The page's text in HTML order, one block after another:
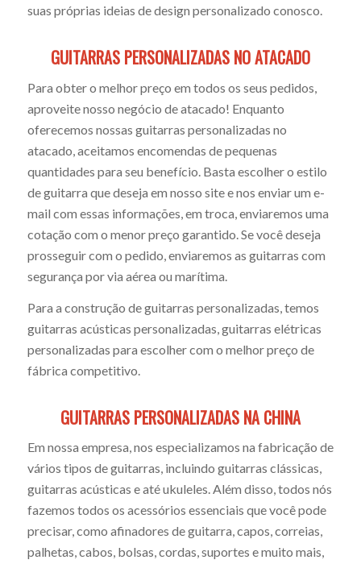
design
e não
deve
ser
com
suas próprias ideias de design personalizado conosco.
GUITARRAS PERSONALIZADAS NO ATACADO
Para obter o melhor preço em todos os seus pedidos,
aproveite nosso negócio de atacado! Enquanto
oferecemos nossas guitarras personalizadas no
atacado, aceitamos encomendas de pequenas
quantidades para seu benefício. Basta escolher o estilo
de guitarra que deseja em nosso site e nos enviar um e-
mail com essas informações, em troca, enviaremos uma
cotação com o menor preço garantido. Se você deseja
prosseguir com o pedido, enviaremos as guitarras com
segurança por via aérea ou marítima.
Para a construção de guitarras personalizadas, temos
guitarras acústicas personalizadas, guitarras elétricas
personalizadas para escolher com o melhor preço de
fábrica competitivo.
GUITARRAS PERSONALIZADAS NA CHINA
Em nossa empresa, nos especializamos na fabricação de
vários tipos de guitarras, incluindo guitarras clássicas,
guitarras acústicas e até ukuleles. Além disso, todos nós
fazemos todos os acessórios essenciais que você pode
precisar, como afinadores de guitarra, capos, correias,
palhetas, cabos, bolsas, cordas, suportes e muito mais,